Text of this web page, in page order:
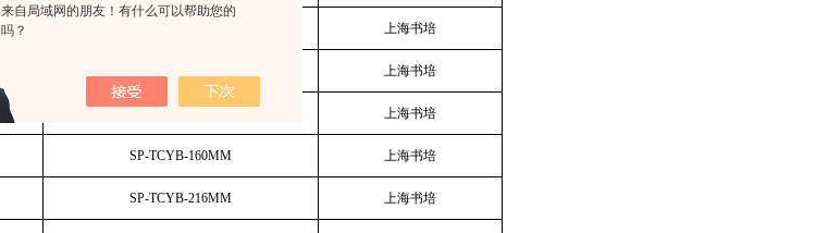
来自局域网的朋友！有什么可以帮助您的
吗？
上海书培
上海书培
上海书培
SP-TCYB-160MM 上海书培
SP-TCYB-216MM 上海书培